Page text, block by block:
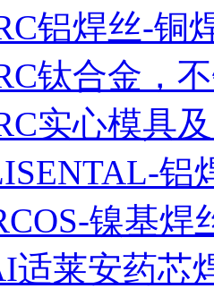
铝焊丝-铜
钛合金，
实心模具
铝
镍基焊
适莱安药芯